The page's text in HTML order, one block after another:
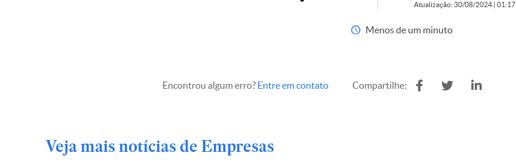
Atualização: 30/08/2024 | 01:17
Menos de um minuto
Encontrou algum erro? Entre em contato Compartilhe:
Veja mais notícias de Empresas